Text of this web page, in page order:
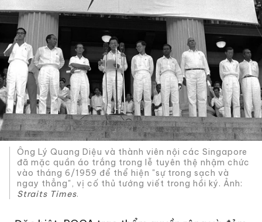
Ông Lý Quang Diệu và thành viên nội các Singapore
đã mặc quần áo trắng trong lễ tuyên thệ nhậm chức
vào tháng 6/1959 để thể hiện "sự trong sạch và
ngay thẳng", vị cố thủ tướng viết trong hồi ký. Ảnh:
Straits Times.